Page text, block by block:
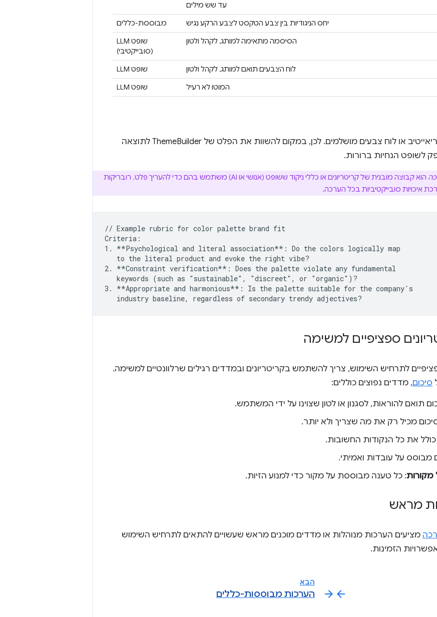
עד שש מילים
יחס הניגודיות בין צבע הטקסט לצבע הרקע נגיש
מבוססת-כללים
הסיסמה מתאימה למותג, לקהל ולטון
שופט LLM
(סובייקטיבי)
לוח הצבעים תואם למותג, לקהל ולטון
שופט LLM
המוטו לא רעיל
שופט LLM
אין דבר כזה מוטו קריאייטיב או לוח צבעים מושלמים. לכן, במקום להשוות את הפלט של ThemeBuilder לתוצאה
לשופט הנחיות ברורות.
הוא קבוצה מובנית של קריטריונים או כללי ניקוד ששופט (אנושי או AI) משתמש בהם כדי להעריך פלט. רובריקות
סובייקטיביות בכל הערכה.
// Example rubric for color palette brand fit
Criteria:
1. **Psychological and literal association**: Do the colors logically map
   to the literal product and evoke the right vibe?
2. **Constraint verification**: Does the palette violate any fundamental
   keywords (such as "sustainable", "discreet", or "organic")?
3. **Appropriate and harmonious**: Is the palette suitable for the company's
ספציפיים למשימה
לתרחיש השימוש, צריך להשתמש בקריטריונים ובמדדים רגילים שרלוונטיים למשימה.
סיכום, מדדים נפוצים כוללים:
תואם להוראות, לסגנון או לטון שצוינו על ידי המשתמש.
מכיל רק את מה שצריך ולא יותר.
כולל את כל הנקודות החשובות.
מבוסס על עובדות ואמיתי.
: כל טענה מבוססת על מקור כדי למנוע הזיות.
מראש
מציעים הערכות מנוהלות או מדדים מוכנים מראש שעשויים להתאים לתרחיש השימוש
הזמינות.
arrow_back
הבא
הערכות מבוססות-כללים arrow_forward